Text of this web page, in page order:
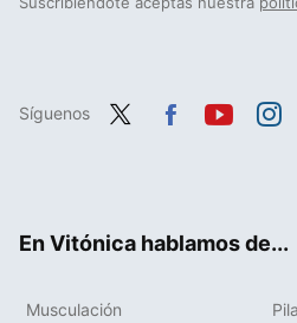
Síguenos
En Vitónica hablamos de...
Musculación